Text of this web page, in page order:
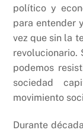
político y
para entender
vez que sin la
revolucionario.
podemos
sociedad
movimiento
Durante